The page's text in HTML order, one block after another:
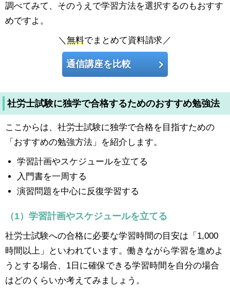
調べてみて、そのうえで学習方法を選択するのもおすす
めですよ。
＼無料でまとめて資料請求／
通信講座を比較
社労士試験に独学で合格するためのおすすめ勉強法
ここからは、社労士試験に独学で合格を目指すための
「おすすめの勉強方法」を紹介します。
学習計画やスケジュールを立てる
入門書を一周する
演習問題を中心に反復学習する
（1）学習計画やスケジュールを立てる
社労士試験への合格に必要な学習時間の目安は「1,000
時間以上」といわれています。働きながら学習を進めよ
うとする場合、1日に確保できる学習時間を自分の場合
はどのくらいか考えてみましょう。